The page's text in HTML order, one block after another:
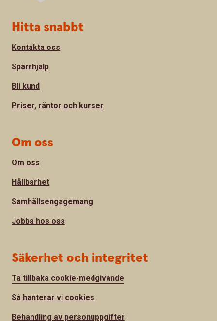
Sidfot
Hitta snabbt
Kontakta oss
Spärrhjälp
Bli kund
Priser, räntor och kurser
Om oss
Om oss
Hållbarhet
Samhällsengagemang
Jobba hos oss
Säkerhet och integritet
Ta tillbaka cookie-medgivande
Så hanterar vi cookies
Behandling av personuppgifter